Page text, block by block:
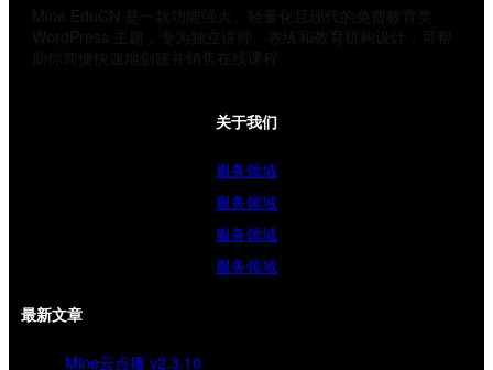
Mine EduCN 是一款功能强大、轻量化且现代的免费教育类
WordPress 主题，专为独立讲师、教练和教育机构设计，可帮
助你简便快速地创建并销售在线课程
关于我们
服务领域
服务领域
服务领域
服务领域
最新文章
Mine云点播 v2.3.10